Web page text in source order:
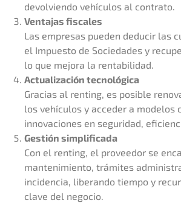
devolviendo vehículos al contrato.
Ventajas fiscales
Las empresas pueden deducir las
el Impuesto de Sociedades y
lo que mejora la rentabilidad.
Actualización tecnológica
Gracias al renting, es posible
los vehículos y acceder a modelos
innovaciones en seguridad,
Gestión simplificada
Con el renting, el proveedor se
mantenimiento, trámites
incidencia, liberando tiempo y
clave del negocio.